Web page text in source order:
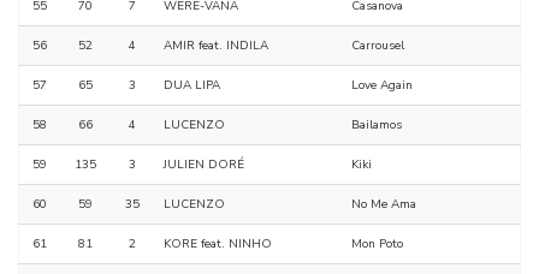
55 70 7 WERE-VANA Casanova
56 52 4 AMIR feat. INDILA Carrousel
57 65 3 DUA LIPA Love Again
58 66 4 LUCENZO Bailamos
59 135 3 JULIEN DORÉ Kiki
60 59 35 LUCENZO No Me Ama
61 81 2 KORE feat. NINHO Mon Poto